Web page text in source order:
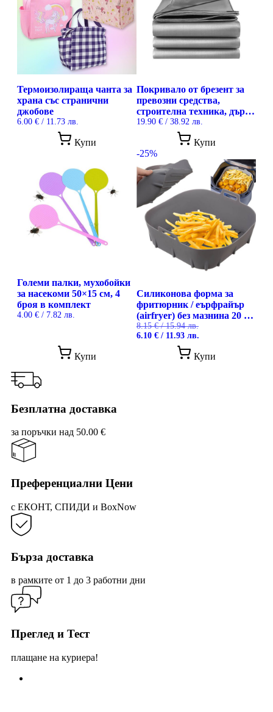
Термоизолираща чанта за
храна със странични
джобове
6.00 € / 11.73 лв.
Купи
has
multiple
variants.
options
may
chosen
Покривало от брезент за
превозни средства,
строителна техника, дърва
за огрев и материали,
съхранявани навън, 4 х 5
19.90 € / 38.92 лв.
Купи
Големи палки, мухобойки
за насекоми 50×15 см, 4
броя в комплект
4.00 € / 7.82 лв.
Купи
-25%
Силиконова форма за
фритюрник / еърфрайър
(airfryer) без мазнина 20 x
20 см, за многократна
употреба, Ruhhy
8.15€/ 15.94 лв.
Original
6.10 € / 11.93 лв.
е:
6.10 €
Купи
Безплатна доставка
за поръчки над 50.00 €
Преференциални Цени
с ЕКОНТ, СПИДИ и BoxNow
Бърза доставка
в рамките от 1 до 3 работни дни
Преглед и Тест
плащане на куриера!